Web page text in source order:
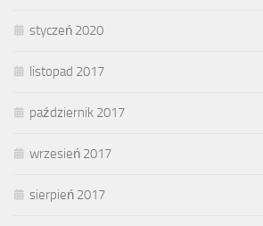
styczeń 2020
listopad 2017
październik 2017
wrzesień 2017
sierpień 2017